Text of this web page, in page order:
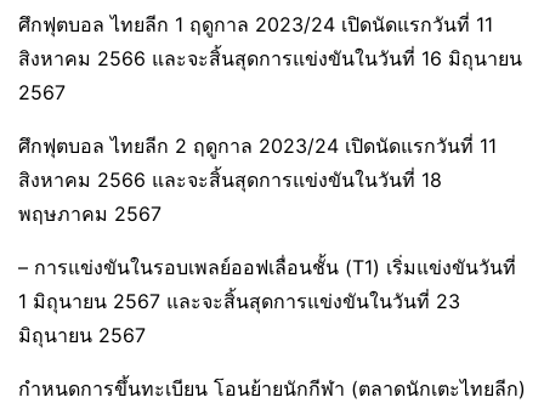
ศึกฟุตบอล ไทยลีก 1 ฤดูกาล 2023/24 เปิดนัดแรกวันที่ 11
สิงหาคม 2566 และจะสิ้นสุดการแข่งขันในวันที่ 16 มิถุนายน
2567
ศึกฟุตบอล ไทยลีก 2 ฤดูกาล 2023/24 เปิดนัดแรกวันที่ 11
สิงหาคม 2566 และจะสิ้นสุดการแข่งขันในวันที่ 18
พฤษภาคม 2567
– การแข่งขันในรอบเพลย์ออฟเลื่อนชั้น (T1) เริ่มแข่งขันวันที่
1 มิถุนายน 2567 และจะสิ้นสุดการแข่งขันในวันที่ 23
มิถุนายน 2567
กำหนดการขึ้นทะเบียน โอนย้ายนักกีฬา (ตลาดนักเตะไทยลีก)